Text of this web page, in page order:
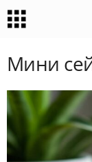
Мини